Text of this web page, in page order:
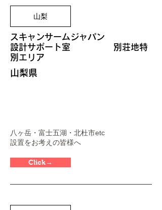
山梨
スキャンサームジャパン
​設計サポート室 別荘地特
別エリア
山梨県
八ヶ岳・富士五湖・北杜市etc
​設置をお考えの皆様へ
Click→